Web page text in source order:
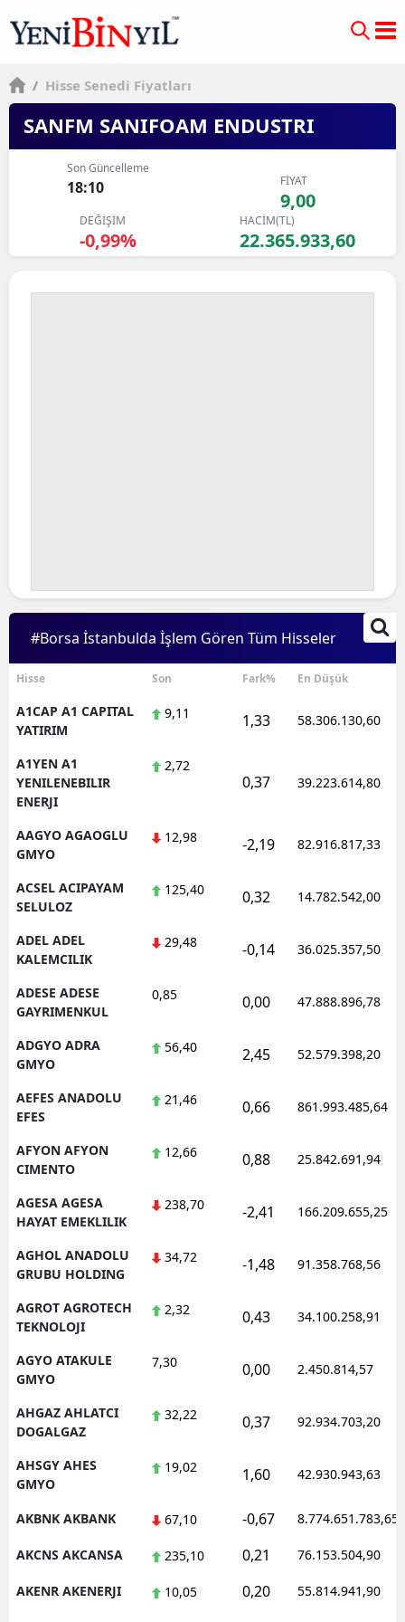
/ Hisse Senedi Fiyatları
SANFM SANIFOAM ENDUSTRI
Son Güncelleme
18:10 FİYAT
9,00
DEĞİŞİM
-0,99%
HACİM(TL)
22.365.933,60
#Borsa İstanbulda İşlem Gören Tüm Hisseler
Hisse Son Fark% En Düşük
A1CAP A1 CAPITAL
YATIRIM
9,11 1,33 58.306.130,60
A1YEN A1
YENILENEBILIR
ENERJI
2,72
0,37 39.223.614,80
AAGYO AGAOGLU
GMYO
12,98 -2,19 82.916.817,33
ACSEL ACIPAYAM
SELULOZ
125,40 0,32 14.782.542,00
ADEL ADEL
KALEMCILIK
29,48 -0,14 36.025.357,50
ADESE ADESE
GAYRIMENKUL
0,85 0,00 47.888.896,78
ADGYO ADRA
GMYO
56,40 2,45 52.579.398,20
AEFES ANADOLU
EFES
21,46 0,66 861.993.485,64
AFYON AFYON
CIMENTO
12,66 0,88 25.842.691,94
AGESA AGESA
HAYAT EMEKLILIK
238,70 -2,41 166.209.655,25
AGHOL ANADOLU
GRUBU HOLDING
34,72 -1,48 91.358.768,56
AGROT AGROTECH
TEKNOLOJI
2,32 0,43 34.100.258,91
AGYO ATAKULE
GMYO
7,30 0,00 2.450.814,57
AHGAZ AHLATCI
DOGALGAZ
32,22 0,37 92.934.703,20
AHSGY AHES
GMYO
19,02 1,60 42.930.943,63
AKBNK AKBANK 67,10 -0,67 8.774.651.783,65
AKCNS AKCANSA 235,10 0,21 76.153.504,90
AKENR AKENERJI 10,05 0,20 55.814.941,90